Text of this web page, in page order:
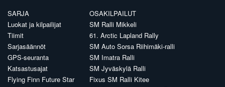
SARJA
Luokat ja kilpailijat
Tiimit
Sarjasäännöt
GPS-seuranta
Katsastusajat
Flying Finn Future Star
OSAKILPAILUT
SM Ralli Mikkeli
61. Arctic Lapland Rally
SM Auto Sorsa Riihimäki-ralli
SM Imatra Ralli
SM Jyväskylä Ralli
Fixus SM Ralli Kitee